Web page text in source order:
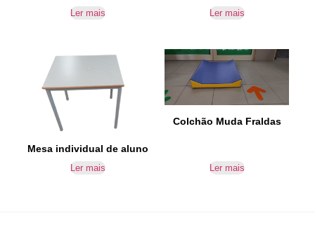
Ler mais Ler mais
Mesa individual de aluno
Ler mais
Colchão Muda Fraldas
Ler mais